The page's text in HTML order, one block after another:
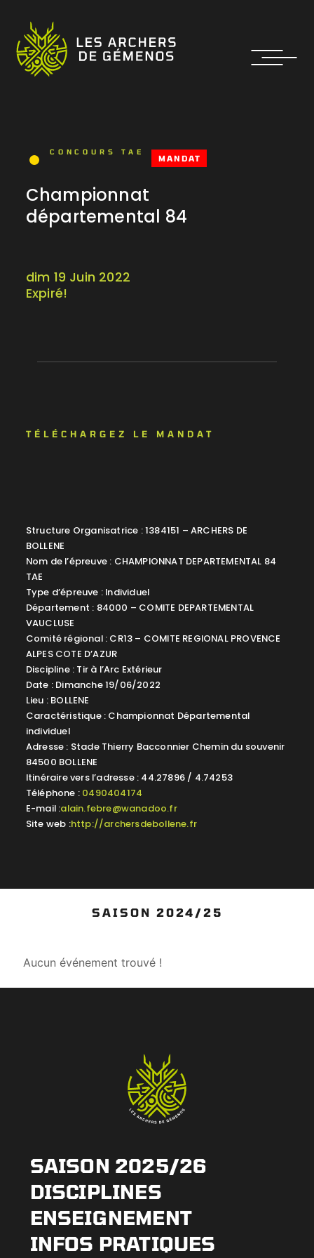
CONCOURS TAE
MANDAT
dim 19 Juin 2022
Expiré!
Championnat
départemental 84
TÉLÉCHARGEZ LE MANDAT
Structure Organisatrice : 1384151 – ARCHERS DE
BOLLENE
Nom de l’épreuve : CHAMPIONNAT DEPARTEMENTAL 84
TAE
Type d’épreuve : Individuel
Département : 84000 – COMITE DEPARTEMENTAL
VAUCLUSE
Comité régional : CR13 – COMITE REGIONAL PROVENCE
ALPES COTE D’AZUR
Discipline : Tir à l’Arc Extérieur
Date : Dimanche 19/06/2022
Lieu : BOLLENE
Caractéristique : Championnat Départemental
individuel
Adresse : Stade Thierry Bacconnier Chemin du souvenir
84500 BOLLENE
Itinéraire vers l’adresse : 44.27896 / 4.74253
Téléphone : 0490404174
E-mail :alain.febre@wanadoo.fr
Site web :http://archersdebollene.fr
SAISON 2024/25
Aucun événement trouvé !
SAISON 2025/26
DISCIPLINES
ENSEIGNEMENT
INFOS PRATIQUES